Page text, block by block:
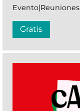
Evento|Reuniones
Gratis